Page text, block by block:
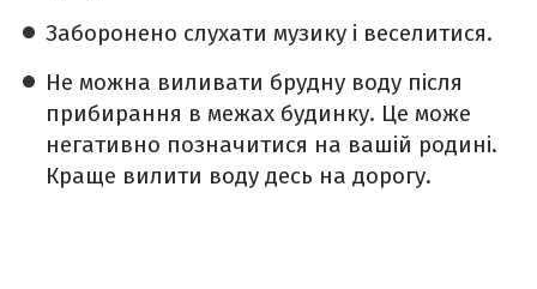
Заборонено слухати музику і веселитися.
Не можна виливати брудну воду після
прибирання в межах будинку. Це може
негативно позначитися на вашій родині.
Краще вилити воду десь на дорогу.